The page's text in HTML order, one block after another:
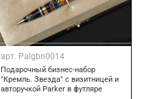
арт. Palgbn0014
Подарочный бизнес-набор
"Кремль. Звезда" с визитницей и
авторучкой Parker в футляре